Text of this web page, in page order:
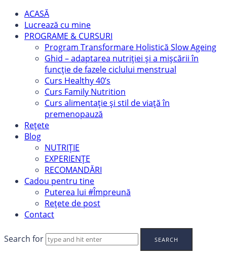
ACASĂ
Lucrează cu mine
PROGRAME & CURSURI
Program Transformare Holistică Slow Ageing
Ghid – adaptarea nutriției și a mișcării în
funcție de fazele ciclului menstrual
Curs Healthy 40’s
Curs Family Nutrition
Curs alimentație și stil de viață în
premenopauză
Rețete
Blog
NUTRIȚIE
EXPERIENȚE
RECOMANDĂRI
Cadou pentru tine
Puterea lui #Împreună
Rețete de post
Contact
Search for